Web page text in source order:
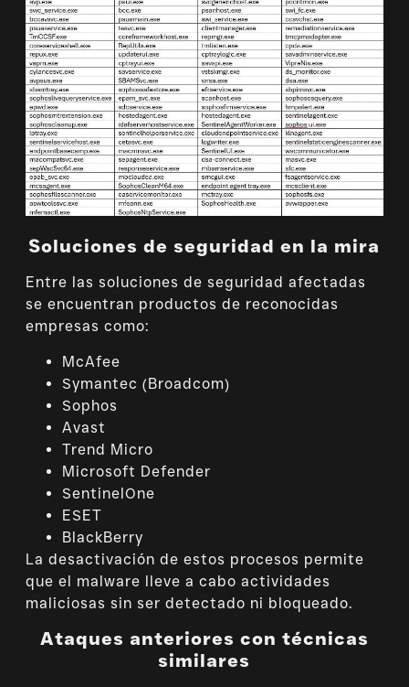
Soluciones de seguridad en la mira
Entre las soluciones de seguridad afectadas
se encuentran productos de reconocidas
empresas como:
McAfee
Symantec (Broadcom)
Sophos
Avast
Trend Micro
Microsoft Defender
SentinelOne
ESET
BlackBerry
La desactivación de estos procesos permite
que el malware lleve a cabo actividades
maliciosas sin ser detectado ni bloqueado.
Ataques anteriores con técnicas
similares